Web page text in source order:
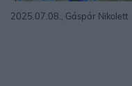
2025.07.08., Gáspár Nikolett